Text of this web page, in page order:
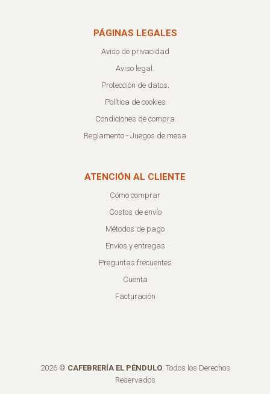
PÁGINAS LEGALES
Aviso de privacidad
Aviso legal.
Protección de datos.
Política de cookies
Condiciones de compra
Reglamento - Juegos de mesa
ATENCIÓN AL CLIENTE
Cómo comprar
Costos de envío
Métodos de pago
Envíos y entregas
Preguntas frecuentes
Cuenta
Facturación
2026 © CAFEBRERÍA EL PÉNDULO. Todos los Derechos
Reservados